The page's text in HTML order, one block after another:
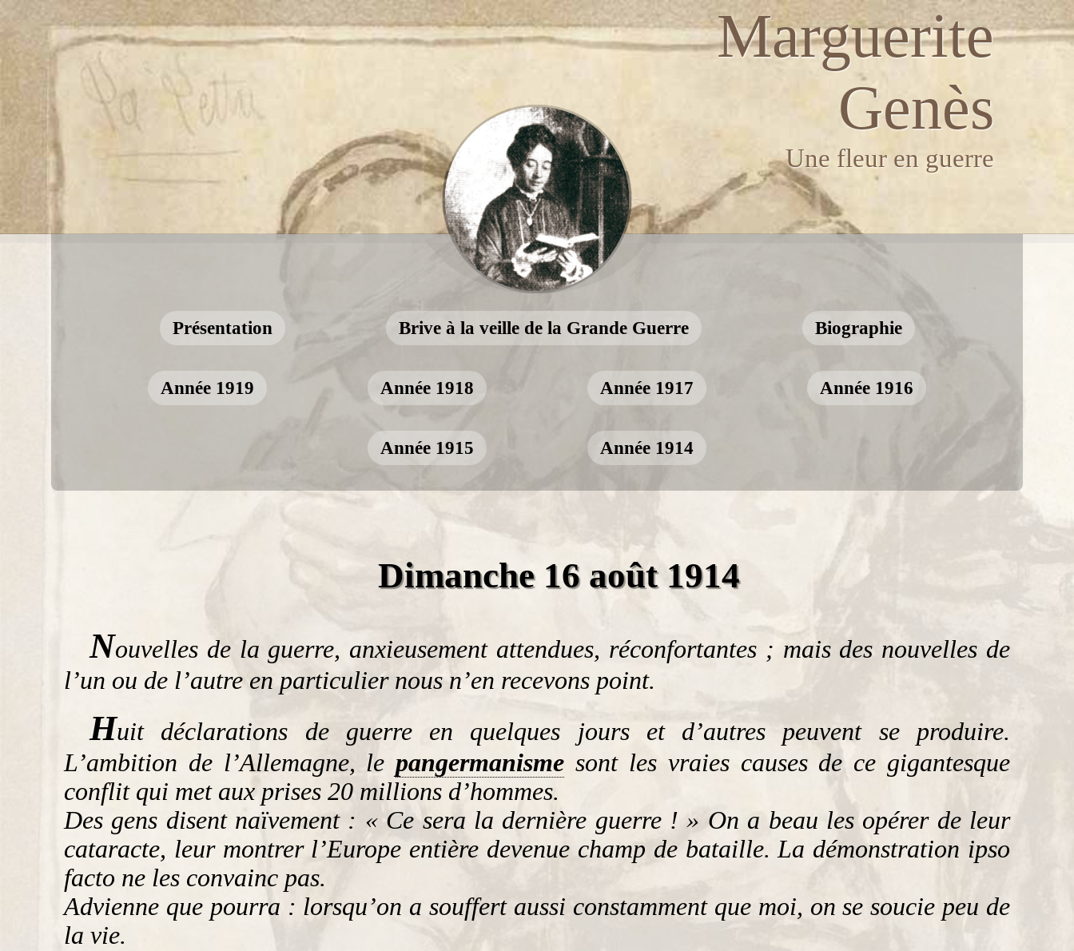
Marguerite
Genès
Une fleur en guerre
Présentation Brive à la veille de la Grande Guerre Biographie
Année 1919 Année 1918 Année 1917 Année 1916
Année 1915 Année 1914
Dimanche 16 août 1914
Nouvelles de la guerre, anxieusement attendues, réconfortantes ; mais des nouvelles de
l’un ou de l’autre en particulier nous n’en recevons point.
Huit déclarations de guerre en quelques jours et d’autres peuvent se produire.
L’ambition de l’Allemagne, lepangermanisme sont les vraies causes de ce gigantesque
conflit qui met aux prises 20 millions d’hommes.
Des gens disent naïvement : « Ce sera la dernière guerre ! » On a beau les opérer de leur
cataracte, leur montrer l’Europe entière devenue champ de bataille. La démonstration ipso
facto ne les convainc pas.
Advienne que pourra : lorsqu’on a souffert aussi constamment que moi, on se soucie peu de
la vie.